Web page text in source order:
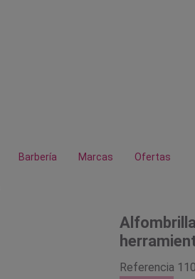
Barbería Marcas Ofertas
Referencia